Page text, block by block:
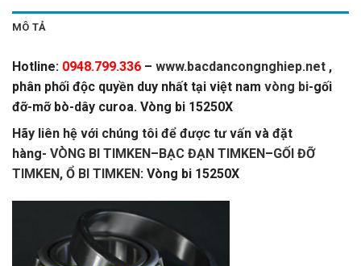
MÔ TẢ
Hotline: 0948.799.336 – www.bacdancongnghiep.net ,
phân phối độc quyền duy nhất tại việt nam vòng bi-gối
đỡ-mỡ bò-dây curoa. Vòng bi 15250X
Hãy liên hệ với chúng tôi để được tư vấn và đặt
hàng- VÒNG BI TIMKEN–BẠC ĐẠN TIMKEN–GỐI ĐỠ
TIMKEN, Ổ BI TIMKEN: Vòng bi 15250X